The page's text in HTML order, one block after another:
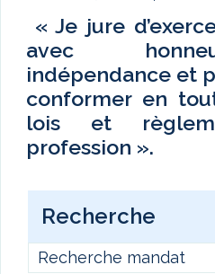
« Je jure
avec
indépendance et
conformer en
lois et
profession ».
Recherche
Recherche mandat